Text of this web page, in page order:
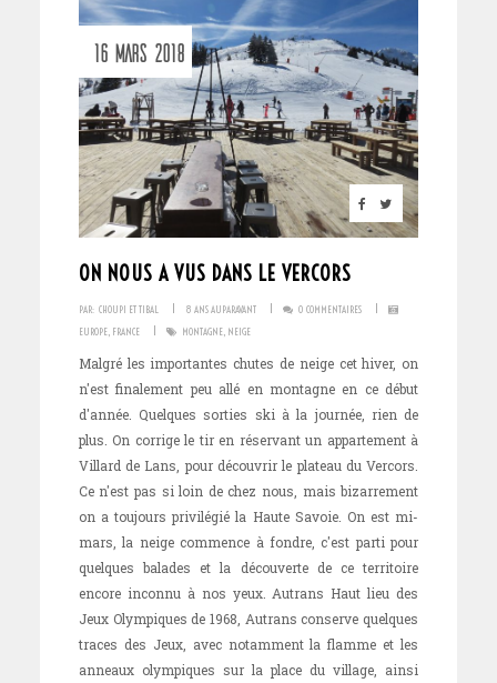
16 MARS 2018
ON NOUS A VUS DANS LE VERCORS
PAR: CHOUPI ET TIBAL 8 ANS AUPARAVANT 0 COMMENTAIRES
EUROPE, FRANCE MONTAGNE, NEIGE
Malgré les importantes chutes de neige cet hiver, on
n'est finalement peu allé en montagne en ce début
d'année. Quelques sorties ski à la journée, rien de
plus. On corrige le tir en réservant un appartement à
Villard de Lans, pour découvrir le plateau du Vercors.
Ce n'est pas si loin de chez nous, mais bizarrement
on a toujours privilégié la Haute Savoie. On est mi-
mars, la neige commence à fondre, c'est parti pour
quelques balades et la découverte de ce territoire
encore inconnu à nos yeux. Autrans Haut lieu des
Jeux Olympiques de 1968, Autrans conserve quelques
traces des Jeux, avec notamment la flamme et les
anneaux olympiques sur la place du village, ainsi